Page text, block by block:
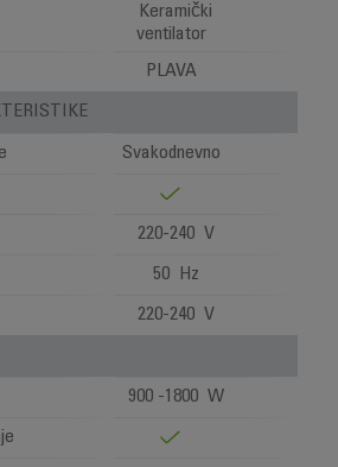
Keramički
ventilator
PLAVA
Svakodnevno
220-240 V
50 Hz
220-240 V
900 -1800 W